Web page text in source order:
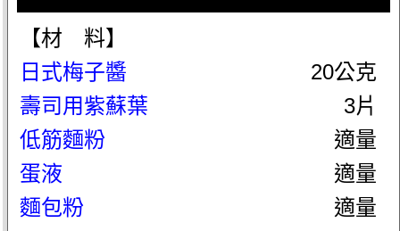
【材 料】
日式梅子醬
20公克
壽司用紫蘇葉
3片
低筋麵粉
適量
蛋液
適量
麵包粉
適量